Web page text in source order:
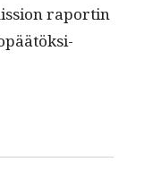
raportin